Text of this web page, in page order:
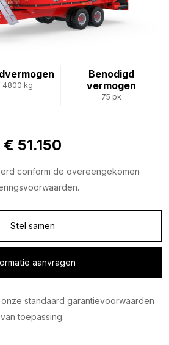
4800 kg
Benodigd
vermogen
75 pk
€ 51.150
conform de overeengekomen
Stel samen
aanvragen
standaard garantievoorwaarden
van toepassing.